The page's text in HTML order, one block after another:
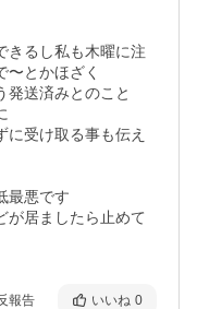
きるし私も木曜に注
〜とかほざく
発送済みとのこと
に受け取る事も伝え
最悪です
が居ましたら止めて
報告 いいね 0